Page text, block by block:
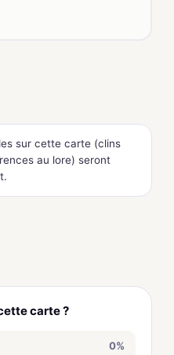
sur cette carte (clins
au lore) seront
carte ?
0%